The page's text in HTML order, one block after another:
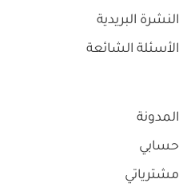
النشرة البريدية
الأسئلة الشائعة
المدونة
حسابي
مشترياتي